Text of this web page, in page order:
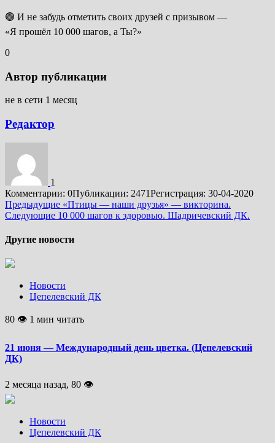
🟢 И не забудь отметить своих друзей с призывом —
«Я прошёл 10 000 шагов, а Ты?»
0
Автор публикации
не в сети 1 месяц
Редактор
1
Комментарии: 0Публикации: 2471Регистрация: 30-04-2020
Подробнее
Предыдущие «Птицы — наши друзья» — викторина.
Следующие 10 000 шагов к здоровью. Шадричевский ДК.
Другие новости
Новости
Цепелевский ДК
80 👁 1 мин читать
21 июня — Международный день цветка. (Цепелевский
ДК)
2 месяца назад, 80 👁
Новости
Цепелевский ДК